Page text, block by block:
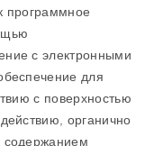
программное
с электронными
для
с поверхностью
органично